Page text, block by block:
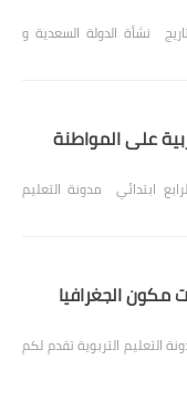
نشأة الدولة السعدية و
على المواطنة
ابتدائي مدونة التعليم
مكون الجغرافيا
التعليم التربوية تقدم لكم